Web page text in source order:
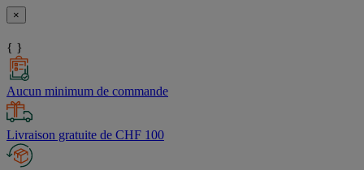
×
{ }
Aucun minimum de commande
Livraison gratuite de CHF 100